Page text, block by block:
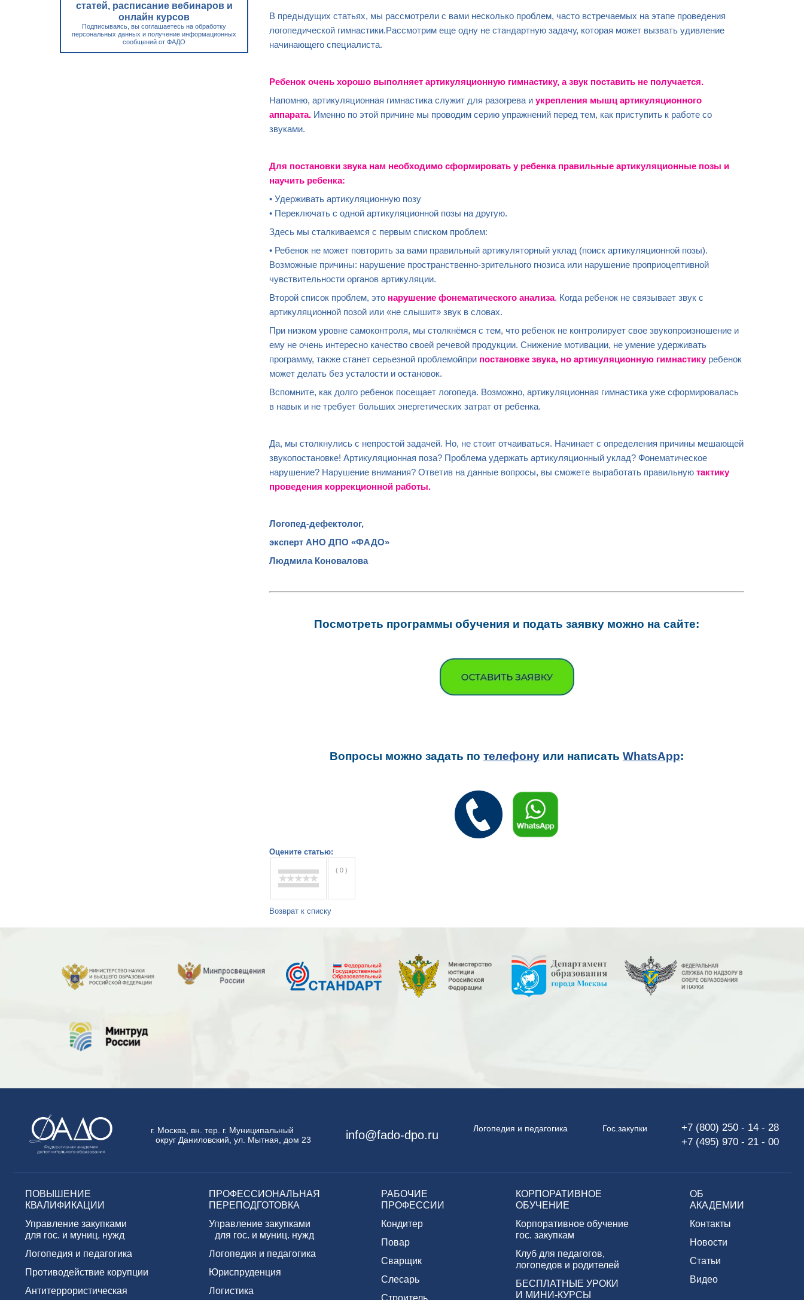
статей, расписание вебинаров и
онлайн курсов
Подписываясь, вы соглашаетесь на обработку
персональных данных и получение информационных
сообщений от ФАДО
В предыдущих статьях, мы рассмотрели с вами несколько проблем, часто встречаемых на этапе проведения
логопедической гимнастики.Рассмотрим еще одну не стандартную задачу, которая может вызвать удивление
начинающего специалиста.
Ребенок очень хорошо выполняет артикуляционную гимнастику, азвук поставить не получается.
Напомню, артикуляционная гимнастика служит для разогрева и укрепления мышц артикуляционного
аппарата. Именно по этой причине мы проводим серию упражнений перед тем, как приступить к работе со
звуками.
Для постановки звука нам необходимо сформировать у ребенкаправильные артикуляционные позы и
научить ребенка:
• Удерживать артикуляционную позу
• Переключать с одной артикуляционной позы на другую.
Здесь мы сталкиваемся с первым списком проблем:
• Ребенок не может повторить за вами правильный артикуляторный уклад (поиск артикуляционной позы).
Возможные причины: нарушение пространственно-зрительного гнозиса или нарушение проприоцептивной
чувствительности органов артикуляции.
Второй список проблем, это нарушение фонематического анализа. Когда ребенок не связывает звук с
артикуляционной позой или «не слышит» звук в словах.
При низком уровне самоконтроля, мы столкнёмся с тем, что ребенок не контролирует свое звукопроизношение и
ему не очень интересно качество своей речевой продукции. Снижение мотивации, не умение удерживать
программу, также станет серьезной проблемойпри постановке звука, но артикуляционную гимнастику ребенок
может делать без усталости и остановок.
Вспомните, как долго ребенок посещает логопеда. Возможно, артикуляционная гимнастика уже сформировалась
в навык и не требует больших энергетических затрат от ребенка.
Да, мы столкнулись с непростой задачей. Но, не стоит отчаиваться. Начинает с определения причины мешающей
звукопостановке! Артикуляционная поза? Проблема удержать артикуляционный уклад? Фонематическое
нарушение? Нарушение внимания? Ответив на данные вопросы, вы сможете выработать правильную тактику
проведения коррекционной работы.
Логопед-дефектолог,
эксперт АНО ДПО «ФАДО»
Людмила Коновалова
Посмотреть программы обучения и подать заявку можно на сайте:
Вопросы можно задать по телефону или написать WhatsApp:
Оцените статью:
( 0 )
Возврат к списку
г. Москва, вн. тер. г. Муниципальный
округ Даниловский, ул. Мытная, дом 23
info@fado-dpo.ru Логопедия и педагогика Гос.закупки
+7 (800) 250 - 14 - 28
+7 (495) 970 - 21 - 00
ПОВЫШЕНИЕ
КВАЛИФИКАЦИИ
Управление закупками
для гос. и муниц. нужд
Логопедия и педагогика
Противодействие корупции
Антитеррористическая
ПРОФЕССИОНАЛЬНАЯ
ПЕРЕПОДГОТОВКА
Управление закупками
для гос. и муниц. нужд
Логопедия и педагогика
Юриспруденция
Логистика
РАБОЧИЕ
ПРОФЕССИИ
Кондитер
Повар
Сварщик
Слесарь
Строитель
КОРПОРАТИВНОЕ
ОБУЧЕНИЕ
Корпоративное обучение
гос. закупкам
Клуб для педагогов,
логопедов и родителей
БЕСПЛАТНЫЕ УРОКИ
И МИНИ-КУРСЫ
ОБ
АКАДЕМИИ
Контакты
Новости
Статьи
Видео